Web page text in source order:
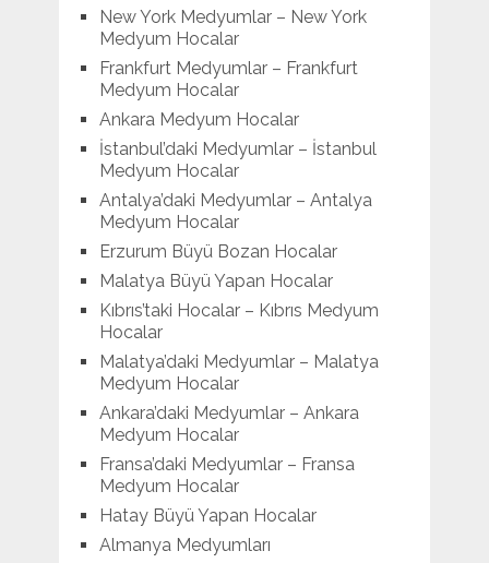
New York Medyumlar – New York
Medyum Hocalar
Frankfurt Medyumlar – Frankfurt
Medyum Hocalar
Ankara Medyum Hocalar
İstanbul’daki Medyumlar – İstanbul
Medyum Hocalar
Antalya’daki Medyumlar – Antalya
Medyum Hocalar
Erzurum Büyü Bozan Hocalar
Malatya Büyü Yapan Hocalar
Kıbrıs’taki Hocalar – Kıbrıs Medyum
Hocalar
Malatya’daki Medyumlar – Malatya
Medyum Hocalar
Ankara’daki Medyumlar – Ankara
Medyum Hocalar
Fransa’daki Medyumlar – Fransa
Medyum Hocalar
Hatay Büyü Yapan Hocalar
Almanya Medyumları